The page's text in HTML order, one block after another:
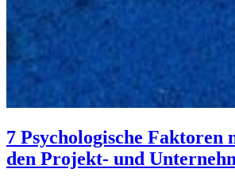
7 Psychologische
den Projekt- und